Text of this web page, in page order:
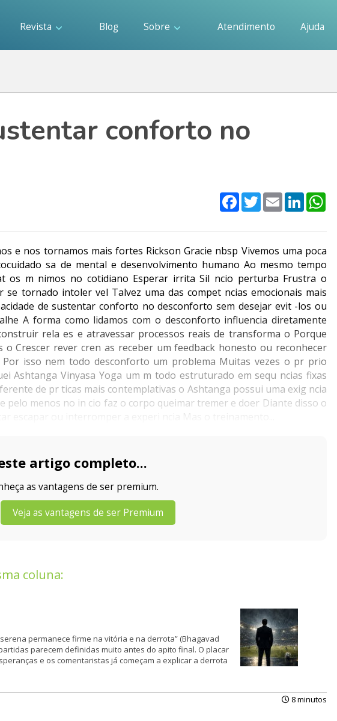
Revista Blog Sobre Atendimento Ajuda
conforto no
Facebook
TwitterEmailLinkedIn
e nos tornamos mais fortes Rickson Gracie nbsp Vivemos uma poca
sa de mental e desenvolvimento humano Ao mesmo tempo
os m nimos no cotidiano Esperar irrita Sil ncio perturba Frustra o
tornado intoler vel Talvez uma das compet ncias emocionais mais
de sustentar conforto no desconforto sem desejar evit -los ou
A forma como lidamos com o desconforto influencia diretamente
rela es e atravessar processos reais de transforma o Porque
Crescer rever cren as receber um feedback honesto ou reconhecer
isso nem todo desconforto um problema Muitas vezes o pr prio
Ashtanga Vinyasa Yoga um m todo estruturado em sequ ncias fixas
de pr ticas mais contemplativas o Ashtanga possui uma exig ncia
pelo menos no in cio faz o corpo queimar tremer e doer Diante disso o
artigo completo...
as vantagens de ser premium.
Veja as vantagens de ser Premium
coluna:
permanece firme na vitória e na derrota” (Bhagavad
parecem definidas muito antes do apito final. O placar
e os comentaristas já começam a explicar a derrota
8 minutos